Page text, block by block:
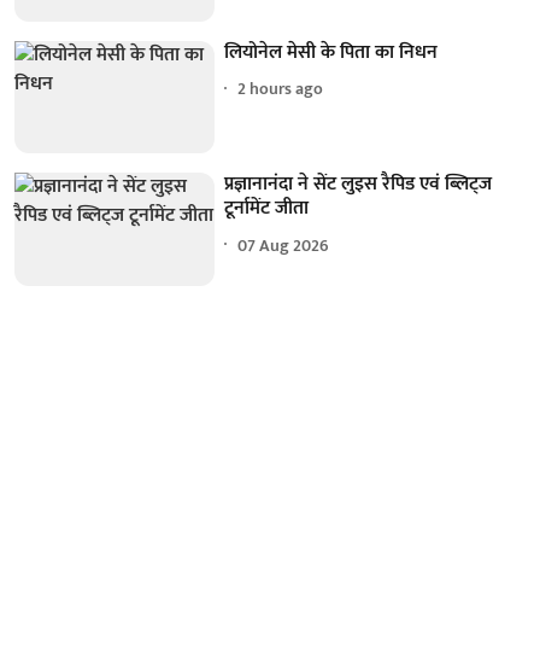
लियोनेल मेसी के पिता का निधन
2 hours ago
प्रज्ञानानंदा ने सेंट लुइस रैपिड एवं ब्लिट्ज
टूर्नामेंट जीता
07 Aug 2026